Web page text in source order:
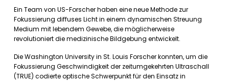
Ein Team von US-Forscher haben eine neue Methode zur
Fokussierung diffuses Licht in einem dynamischen Streuung
Medium mit lebendem Gewebe, die möglicherweise
revolutioniert die medizinische Bildgebung entwickelt.
Die Washington University in St. Louis Forscher konnten, um die
Fokussierung Geschwindigkeit der zeitumgekehrten Ultraschall
(TRUE) codierte optische Schwerpunkt für den Einsatz in